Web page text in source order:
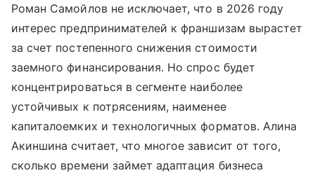
Роман Самойлов не исключает, что в 2026 году
интерес предпринимателей к франшизам вырастет
за счет постепенного снижения стоимости
заемного финансирования. Но спрос будет
концентрироваться в сегменте наиболее
устойчивых к потрясениям, наименее
капиталоемких и технологичных форматов. Алина
Акиншина считает, что многое зависит от того,
сколько времени займет адаптация бизнеса